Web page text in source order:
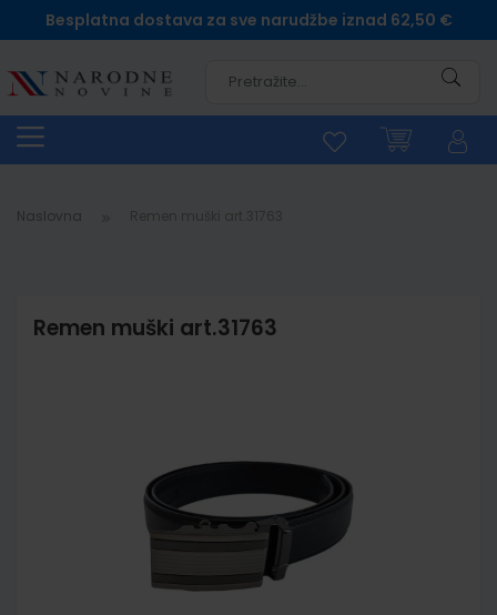
Besplatna dostava za sve narudžbe iznad 62,50 €
Naslovna
Remen muški art.31763